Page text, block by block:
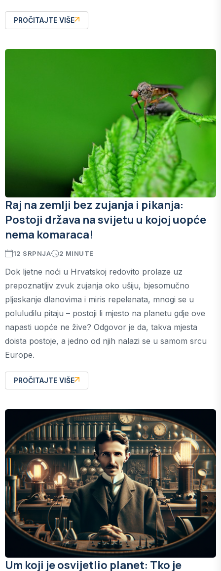
PROČITAJTE VIŠE
Raj na zemlji bez zujanja i pikanja:
Postoji država na svijetu u kojoj uopće
nema komaraca!
12 SRPNJA 2 MINUTE
Dok ljetne noći u Hrvatskoj redovito prolaze uz
prepoznatljiv zvuk zujanja oko ušiju, bjesomučno
pljeskanje dlanovima i miris repelenata, mnogi se u
poluludilu pitaju – postoji li mjesto na planetu gdje ove
napasti uopće ne žive? Odgovor je da, takva mjesta
doista postoje, a jedno od njih nalazi se u samom srcu
Europe.
PROČITAJTE VIŠE
Um koji je osvijetlio planet: Tko je